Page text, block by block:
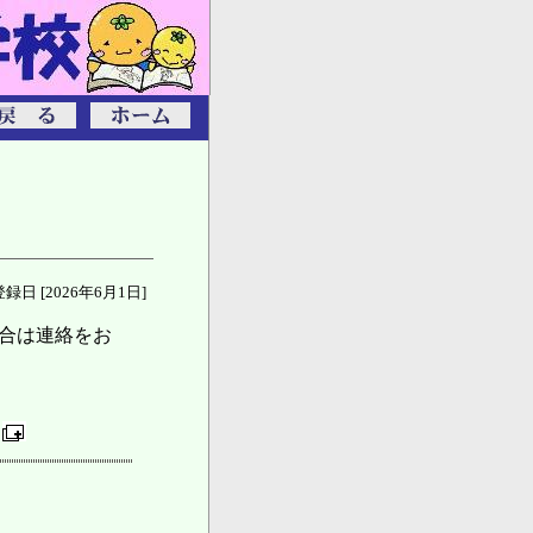
録日 [2026年6月1日]
は連絡をお